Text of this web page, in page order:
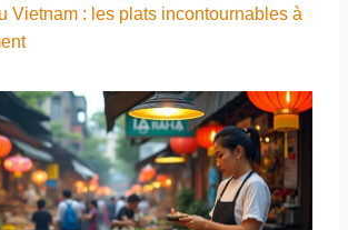
Vietnam : les plats incontournables à